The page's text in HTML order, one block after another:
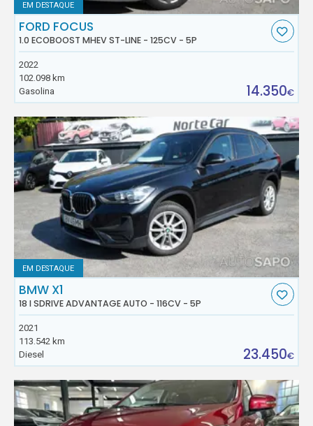
EM DESTAQUE
FORD FOCUS
1.0 ECOBOOST MHEV ST-LINE - 125CV - 5P
2022
102.098 km
Gasolina
14.350€
EM DESTAQUE
BMW X1
18 I SDRIVE ADVANTAGE AUTO - 116CV - 5P
2021
113.542 km
Diesel
23.450€